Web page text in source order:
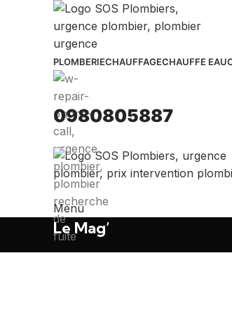
PLOMBERIECHAUFFAGECHAUFFE EAU
0980805887
Menu
Le Mag’